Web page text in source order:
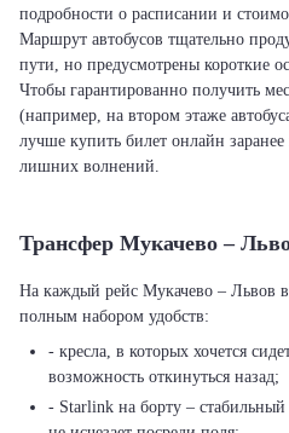
подробности о расписании и
Маршрут автобусов тщательно
пути, но предусмотрены короткие
Чтобы гарантированно получить
(например, на втором этаже
лучше купить билет онлайн заранее
лишних волнений.
Трансфер Мукачево –
На каждый рейс Мукачево – Львов
полным набором удобств:
- кресла, в которых хочется
возможность откинуться назад;
- Starlink на борту –